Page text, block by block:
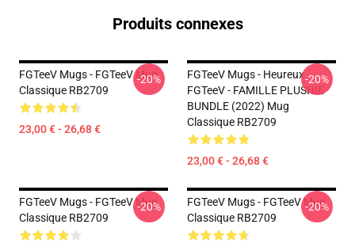
Produits connexes
FGTeeV Mugs - FGTeeV Mug
Classique RB2709
23,00 € - 26,68 €
-20%
FGTeeV Mugs - Heureux
FGTeeV - FAMILLE PLUSHIE
BUNDLE (2022) Mug
Classique RB2709
23,00 € - 26,68 €
-20%
FGTeeV Mugs - FGTeeV Mug
Classique RB2709
-20%
FGTeeV Mugs - FGTeeV Mug
Classique RB2709
-20%